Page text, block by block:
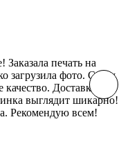
печать на
загрузила фото. Сразу
Доставка
выглядит шикарно!
Рекомендую всем!